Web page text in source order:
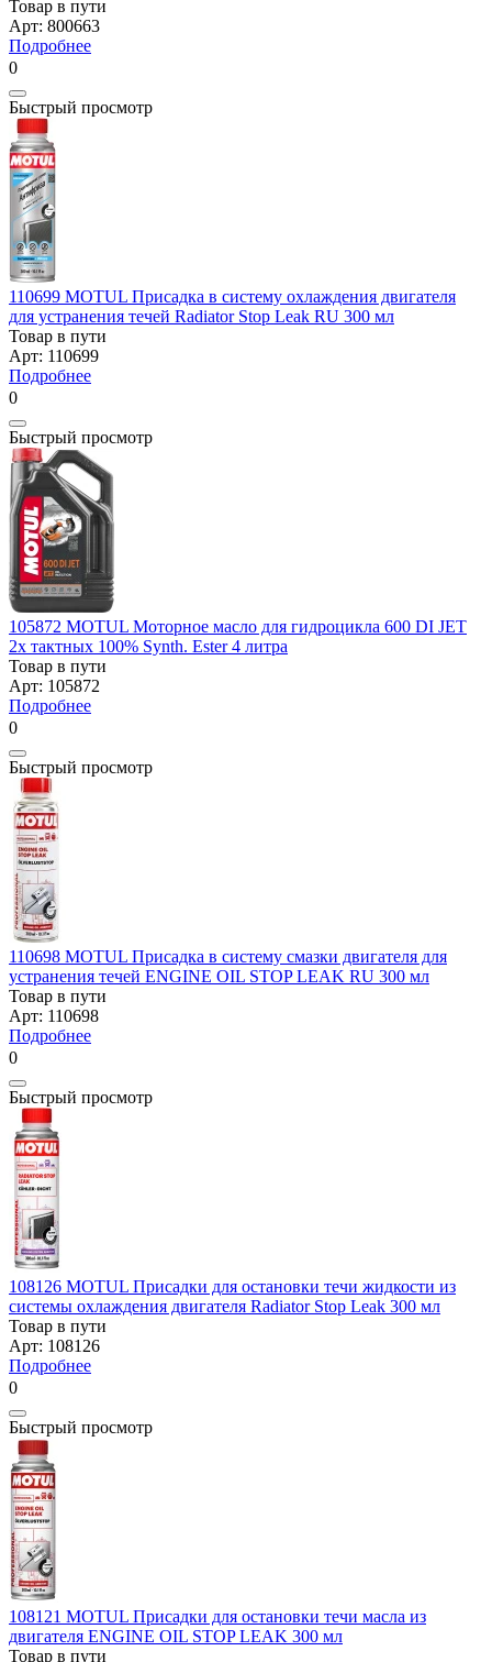
Товар в пути
Арт: 800663
Подробнее
0
Быстрый просмотр
110699 MOTUL Присадка в систему охлаждения двигателя
для устранения течей Radiator Stop Leak RU 300 мл
Товар в пути
Арт: 110699
Подробнее
0
Быстрый просмотр
105872 MOTUL Моторное масло для гидроцикла 600 DI JET
2х тактных 100% Synth. Ester 4 литра
Товар в пути
Арт: 105872
Подробнее
0
Быстрый просмотр
110698 MOTUL Присадка в систему смазки двигателя для
устранения течей ENGINE OIL STOP LEAK RU 300 мл
Товар в пути
Арт: 110698
Подробнее
0
Быстрый просмотр
108126 MOTUL Присадки для остановки течи жидкости из
системы охлаждения двигателя Radiator Stop Leak 300 мл
Товар в пути
Арт: 108126
Подробнее
0
Быстрый просмотр
108121 MOTUL Присадки для остановки течи масла из
двигателя ENGINE OIL STOP LEAK 300 мл
Товар в пути